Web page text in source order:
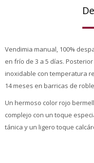
Vendimia manual, 100%
en frío de 3 a 5 días.
inoxidable con temperatura
14 meses en barricas de
Un hermoso color rojo
complejo con un toque
tánica y un ligero toque